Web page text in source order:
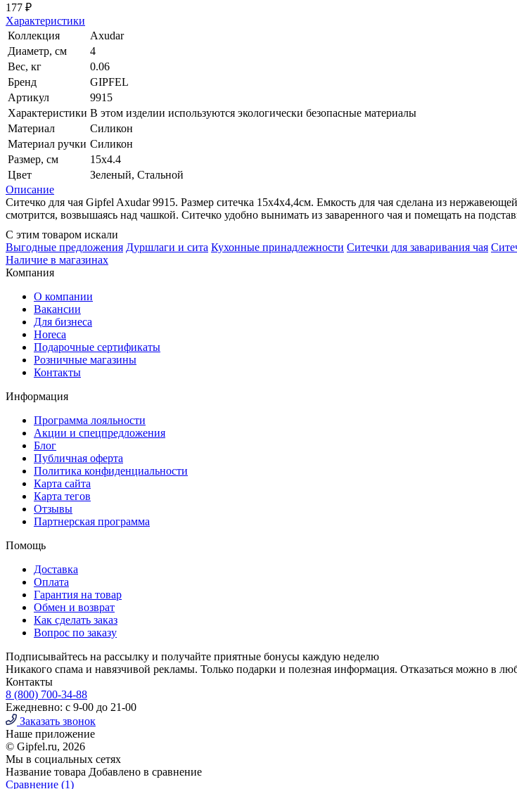
177 ₽
Характеристики
Коллекция
Axudar
Диаметр, см
4
Вес, кг
0.06
Бренд
GIPFEL
Артикул
9915
Характеристики В этом изделии используются экологически безопасные материалы
Материал
Силикон
Материал ручки Силикон
Размер, см
15x4.4
Цвет
Зеленый, Стальной
Описание
Ситечко для чая Gipfel Axudar 9915. Размер ситечка 15х4х4,4см. Емкость для чая сделана из
смотрится, возвышаясь над чашкой. Ситечко удобно вынимать из заваренного чая и помещать на
С этим товаром искали
Выгодные предложения Дуршлаги и сита Кухонные принадлежности Ситечки для заваривания чая
Наличие в магазинах
Компания
О компании
Вакансии
Для бизнеса
Horeca
Подарочные сертификаты
Розничные магазины
Контакты
Информация
Программа лояльности
Акции и спецпредложения
Блог
Публичная оферта
Политика конфиденциальности
Карта сайта
Карта тегов
Отзывы
Партнерская программа
Помощь
Доставка
Оплата
Гарантия на товар
Обмен и возврат
Как сделать заказ
Вопрос по заказу
Подписывайтесь на рассылку и получайте приятные бонусы каждую неделю
Никакого спама и навязчивой рекламы. Только подарки и полезная информация. Отказаться можно в
Контакты
8 (800) 700-34-88
Ежедневно: с 9-00 до 21-00
Заказать звонок
Наше приложение
© Gipfel.ru, 2026
Мы в социальных сетях
Название товара Добавлено в сравнение
Сравнение (1)